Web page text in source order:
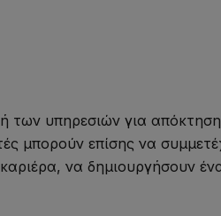
των υπηρεσιών για
μπορούν επίσης να
να δημιουργήσoυν